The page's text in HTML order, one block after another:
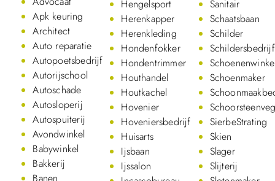
Apk keuring
Architect
Auto reparatie
Autopoetsbedrijf
Autorijschool
Autoschade
Autosloperij
Autospuiterij
Avondwinkel
Babywinkel
Bakkerij
Hengelsport
Herenkapper
Herenkleding
Hondenfokker
Hondentrimmer
Houthandel
Houtkachel
Hovenier
Hoveniersbedrijf
Huisarts
Ijsbaan
Ijssalon
Sanitair
Schaatsbaan
Schilder
Schildersbedrijf
Schoenmaker
SierbeStrating
Skien
Slager
Slijterij